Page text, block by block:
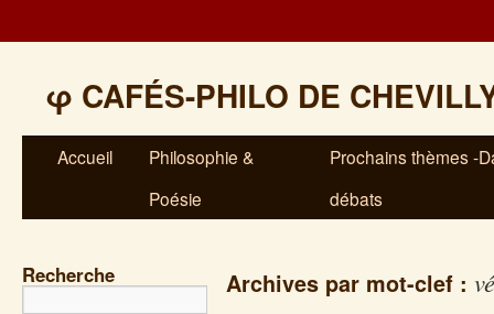
φ CAFÉS-PHILO DE
Accueil
Philosophie &
Poésie
Prochains thèmes -
débats
Recherche Archives par mot-clef :